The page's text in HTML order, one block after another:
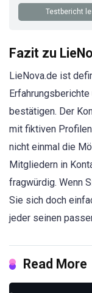
Testbericht
Fazit zu
LieNova.de ist
bestätigen. Der
mit fiktiven
nicht einmal die
Mitgliedern in
fragwürdig. Wenn
Sie sich doch
jeder seinen
Read More